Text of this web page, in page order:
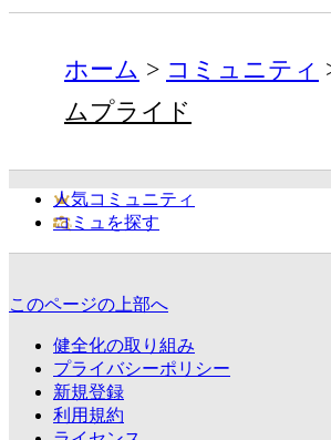
ホーム コミュニティ
ムプライド
人気コミュニティ
コミュを探す
このページの上部へ
健全化の取り組み
プライバシーポリシー
新規登録
利用規約